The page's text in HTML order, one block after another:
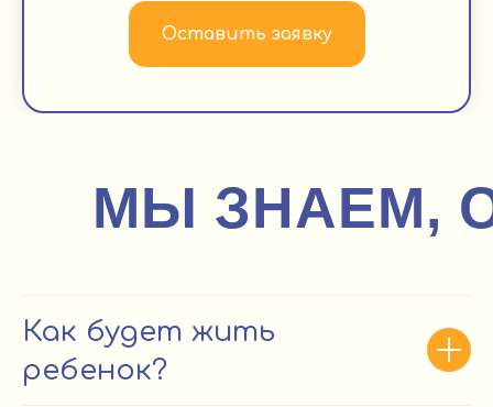
Оставить заявку
МЫ ЗНАЕМ,
Как будет жить
ребенок?